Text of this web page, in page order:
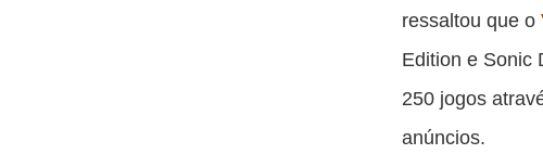
ressaltou que o
Edition e Sonic
250 jogos
anúncios.